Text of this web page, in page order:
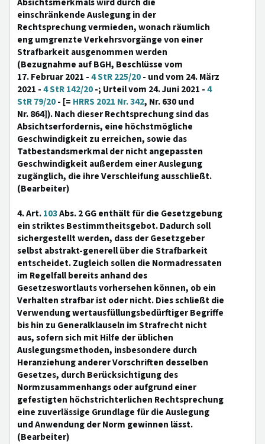
einschränkende Auslegung in der
Rechtsprechung vermieden, wonach räumlich
eng umgrenzte Verkehrsvorgänge von einer
Strafbarkeit ausgenommen werden
(Bezugnahme auf BGH, Beschlüsse vom
17. Februar 2021 -4 StR 225/20- und vom 24. März
2021 -4 StR 142/20-; Urteil vom 24. Juni 2021 -4
StR 79/20- [= HRRS 2021 Nr. 342, Nr. 630 und
Nr. 864]). Nach dieser Rechtsprechung sind das
Absichtserfordernis, eine höchstmögliche
Geschwindigkeit zu erreichen, sowie das
Tatbestandsmerkmal der nicht angepassten
Geschwindigkeit außerdem einer Auslegung
zugänglich, die ihre Verschleifung ausschließt.
(Bearbeiter)
4. Art.103Abs. 2 GG enthält für die Gesetzgebung
ein striktes Bestimmtheitsgebot. Dadurch soll
sichergestellt werden, dass der Gesetzgeber
selbst abstrakt-generell über die Strafbarkeit
entscheidet. Zugleich sollen die Normadressaten
im Regelfall bereits anhand des
Gesetzeswortlauts vorhersehen können, ob ein
Verhalten strafbar ist oder nicht. Dies schließt die
Verwendung wertausfüllungsbedürftiger Begriffe
bis hin zu Generalklauseln im Strafrecht nicht
aus, sofern sich mit Hilfe der üblichen
Auslegungsmethoden, insbesondere durch
Heranziehung anderer Vorschriften desselben
Gesetzes, durch Berücksichtigung des
Normzusammenhangs oder aufgrund einer
gefestigten höchstrichterlichen Rechtsprechung
eine zuverlässige Grundlage für die Auslegung
und Anwendung der Norm gewinnen lässt.
(Bearbeiter)